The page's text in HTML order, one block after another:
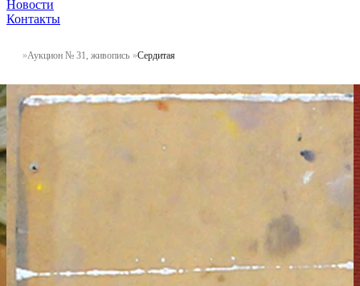
Новости
Контакты
Аукцион № 31, живопись Сердитая